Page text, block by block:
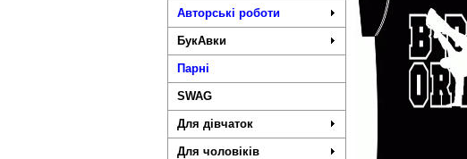
Авторські роботи
БукАвки
Парні
SWAG
Для дівчаток
Для чоловіків